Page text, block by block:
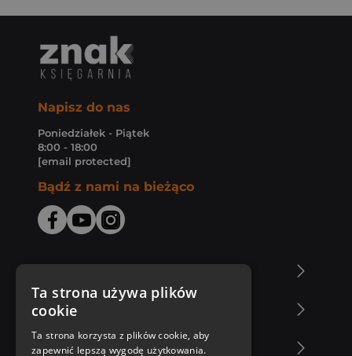
Napisz do nas
Poniedziałek - Piątek
8:00 - 18:00
[email protected]
Bądź z nami na bieżąco
Zakupy u nas
Nasza oferta
Ta strona używa plików
cookie
Ta strona korzysta z plików cookie, aby
zapewnić lepszą wygodę użytkowania.